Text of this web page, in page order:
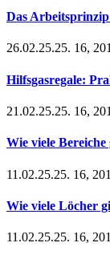
Das
26.02.25.25. 16,
Hilfsgasregale:
21.02.25.25. 16,
Wie viele
11.02.25.25. 16,
Wie viele Löcher
11.02.25.25. 16,